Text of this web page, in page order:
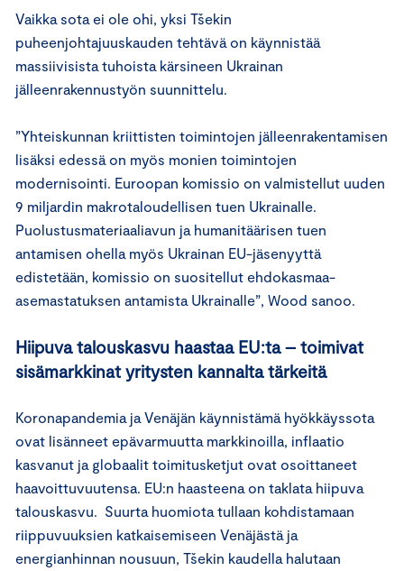
Vaikka sota ei ole ohi, yksi Tšekin
puheenjohtajuuskauden tehtävä on käynnistää
massiivisista tuhoista kärsineen Ukrainan
jälleenrakennustyön suunnittelu.
”Yhteiskunnan kriittisten toimintojen jälleenrakentamisen
lisäksi edessä on myös monien toimintojen
modernisointi. Euroopan komissio on valmistellut uuden
9 miljardin makrotaloudellisen tuen Ukrainalle.
Puolustusmateriaaliavun ja humanitäärisen tuen
antamisen ohella myös Ukrainan EU-jäsenyyttä
edistetään, komissio on suositellut ehdokasmaa-
asemastatuksen antamista Ukrainalle”, Wood sanoo.
Hiipuva talouskasvu haastaa EU:ta – toimivat
sisämarkkinat yritysten kannalta tärkeitä
Koronapandemia ja Venäjän käynnistämä hyökkäyssota
ovat lisänneet epävarmuutta markkinoilla, inflaatio
kasvanut ja globaalit toimitusketjut ovat osoittaneet
haavoittuvuutensa. EU:n haasteena on taklata hiipuva
talouskasvu. Suurta huomiota tullaan kohdistamaan
riippuvuuksien katkaisemiseen Venäjästä ja
energianhinnan nousuun, Tšekin kaudella halutaan